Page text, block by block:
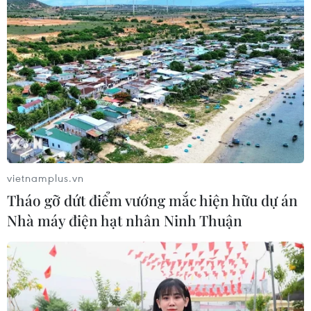
Italy có thể tham gia cơ chế xác minh
giải giáp Hezbollah tại Nam Liban
04/08/2026 22:42
Iran-Oman đàm phán thiết lập tuyến
hàng hải mới qua eo biển Hormuz
04/08/2026 22:42
Cố vấn quân sự Iran tiết lộ
sốc, tuyên bố hàng trăm binh sĩ Mỹ
đã thiệt mạng
04/08/2026 15:51
vietnamplus.vn
Tháo gỡ dứt điểm vướng mắc hiện hữu dự án
Nhà máy điện hạt nhân Ninh Thuận